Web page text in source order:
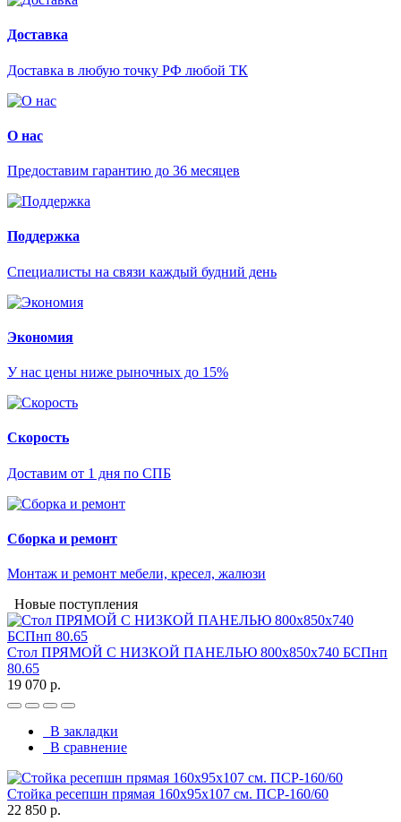
Доставка
Доставка в любую точку РФ любой ТК
О нас
Предоставим гарантию до 36 месяцев
Поддержка
Специалисты на связи каждый будний день
Экономия
У нас цены ниже рыночных до 15%
Скорость
Доставим от 1 дня по СПБ
Сборка и ремонт
Монтаж и ремонт мебели, кресел, жалюзи
Новые поступления
Стол ПРЯМОЙ С НИЗКОЙ ПАНЕЛЬЮ 800х850х740 БСПнп
80.65
19 070 р.
В закладки
В сравнение
Стойка ресепшн прямая 160х95х107 см. ПСР-160/60
22 850 р.